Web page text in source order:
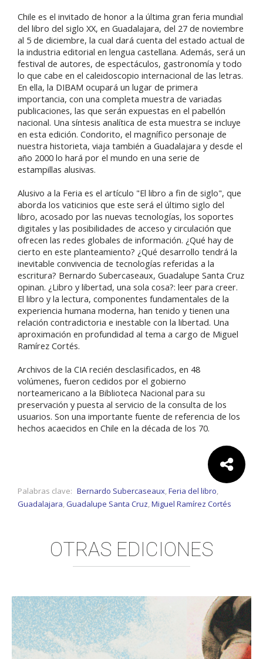
Chile es el invitado de honor a la última gran feria mundial
del libro del siglo XX, en Guadalajara, del 27 de noviembre
al 5 de diciembre, la cual dará cuenta del estado actual de
la industria editorial en lengua castellana. Además, será un
festival de autores, de espectáculos, gastronomía y todo
lo que cabe en el caleidoscopio internacional de las letras.
En ella, la DIBAM ocupará un lugar de primera
importancia, con una completa muestra de variadas
publicaciones, las que serán expuestas en el pabellón
nacional. Una síntesis analítica de esta muestra se incluye
en esta edición. Condorito, el magnífico personaje de
nuestra historieta, viaja también a Guadalajara y desde el
año 2000 lo hará por el mundo en una serie de
estampillas alusivas.
Alusivo a la Feria es el artículo "El libro a fin de siglo", que
aborda los vaticinios que este será el último siglo del
libro, acosado por las nuevas tecnologías, los soportes
digitales y las posibilidades de acceso y circulación que
ofrecen las redes globales de información. ¿Qué hay de
cierto en este planteamiento? ¿Qué desarrollo tendrá la
inevitable convivencia de tecnologías referidas a la
escritura? Bernardo Subercaseaux, Guadalupe Santa Cruz
opinan. ¿Libro y libertad, una sola cosa?: leer para creer.
El libro y la lectura, componentes fundamentales de la
experiencia humana moderna, han tenido y tienen una
relación contradictoria e inestable con la libertad. Una
aproximación en profundidad al tema a cargo de Miguel
Ramírez Cortés.
Archivos de la CIA recién desclasificados, en 48
volúmenes, fueron cedidos por el gobierno
norteamericano a la Biblioteca Nacional para su
preservación y puesta al servicio de la consulta de los
usuarios. Son una importante fuente de referencia de los
hechos acaecidos en Chile en la década de los 70.
Comparte:
Palabras clave: Bernardo Subercaseaux,Feria del libro,
Guadalajara,Guadalupe Santa Cruz,Miguel Ramírez Cortés
OTRAS EDICIONES